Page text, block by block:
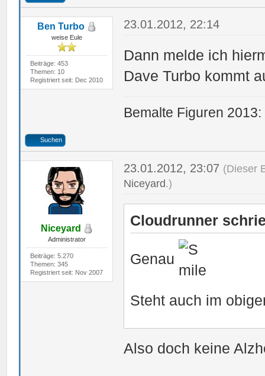
Ben Turbo
weise Eule
Beiträge: 453
Themen: 10
Registriert seit: Dec 2010
23.01.2012, 22:14
Dann melde ich
Dave Turbo kommt
Bemalte Figuren
Suchen
Niceyard
Administrator
Beiträge: 5.270
Themen: 345
Registriert seit: Nov 2007
23.01.2012, 23:07 (Dieser
Niceyard.)
Cloudrunner
Genau
Steht auch im
Also doch keine